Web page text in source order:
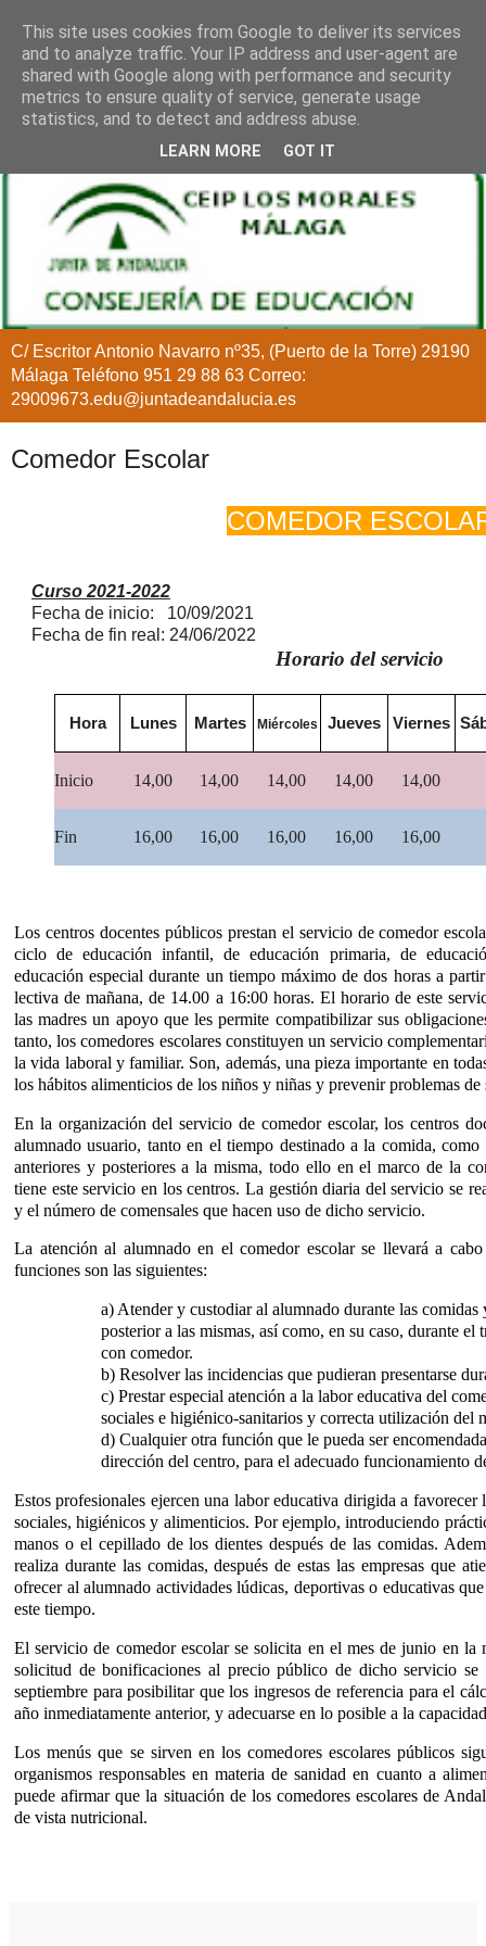
C/ Escritor Antonio Navarro nº35, (Puerto de la Torre) 29190
Málaga Teléfono 951 29 88 63 Correo:
29009673.edu@juntadeandalucia.es
Comedor Escolar
COMEDOR
Curso 2021-2022
Fecha de inicio: 10/09/
Fecha de fin real: 24/06/2022
Horario del servicio
Hora Lunes Martes Miércoles Jueves Viernes
Inicio 14,00 14,00 14,00 14,00 14,00
Fin 16,00 16,00 16,00 16,00 16,00
Los centros docentes públicos prestan el servicio de comedor
ciclo de educación infantil, de educación primaria, de
educación especial durante un tiempo máximo de dos horas a
lectiva de mañana, de 14.00 a 16:00 horas. El horario de este
las madres un apoyo que les permite compatibilizar sus
tanto, los comedores escolares constituyen un servicio
la vida laboral y familiar. Son, además, una pieza importante en
los hábitos alimenticios de los niños y niñas y prevenir problemas
En la organización del servicio de comedor escolar, los centros
alumnado usuario, tanto en el tiempo destinado a la comida,
anteriores y posteriores a la misma, todo ello en el marco de la
tiene este servicio en los centros. La gestión diaria del servicio se
y el número de comensales que hacen uso de dicho servicio.
La atención al alumnado en el comedor escolar se llevará a
funciones son las siguientes:
a) Atender y custodiar al alumnado durante las
posterior a las mismas, así como, en su caso, durante el
con comedor.
b) Resolver las incidencias que pudieran presentarse
c) Prestar especial atención a la labor educativa del
sociales e higiénico-sanitarios y correcta utilización del
d) Cualquier otra función que le pueda ser
dirección del centro, para el adecuado funcionamiento
Estos profesionales ejercen una labor educativa dirigida a favorecer
sociales, higiénicos y alimenticios. Por ejemplo, introduciendo
manos o el cepillado de los dientes después de las comidas.
realiza durante las comidas, después de estas las empresas que
ofrecer al alumnado actividades lúdicas, deportivas o educativas
este tiempo.
El servicio de comedor escolar se solicita en el mes de junio en
solicitud de bonificaciones al precio público de dicho servicio
septiembre para posibilitar que los ingresos de referencia para el
año inmediatamente anterior, y adecuarse en lo posible a la
Los menús que se sirven en los comedores escolares públicos
organismos responsables en materia de sanidad en cuanto a
puede afirmar que la situación de los comedores escolares de
de vista nutricional.
This site uses cookies from Google to deliver its services
and to analyze traffic. Your IP address and user-agent are
shared with Google along with performance and security
metrics to ensure quality of service, generate usage
statistics, and to detect and address abuse.
LEARN MORE GOT IT